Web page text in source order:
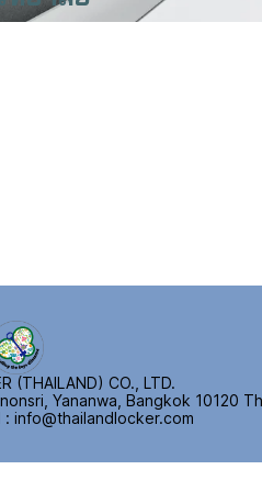
(THAILAND) CO., LTD.
Yananwa, Bangkok 10120
: info@thailandlocker.com